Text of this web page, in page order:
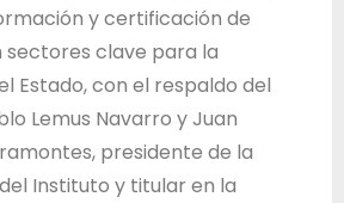
y certificación de
clave para la
Estado, con el respaldo del
Lemus Navarro y Juan
presidente de la
Instituto y titular en la